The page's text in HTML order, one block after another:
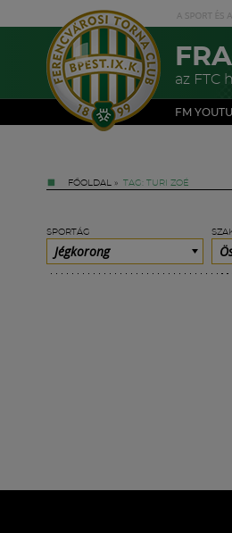
az FTC
FM
FŐOLDAL » TAG: TURI ZOÉ
SPORTÁG
Jégkorong